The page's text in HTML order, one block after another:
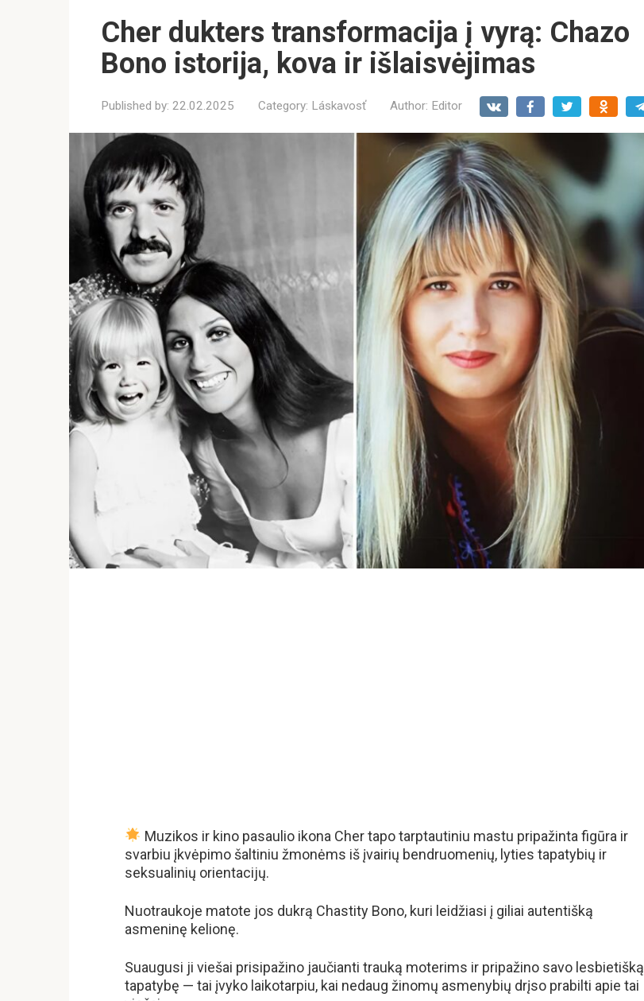
Cher dukters transformacija į vyrą: Chazo
Bono istorija, kova ir išlaisvėjimas
Published by: 22.02.2025 Category: Láskavosť Author: Editor
Muzikos ir kino pasaulio ikona Cher tapo tarptautiniu mastu pripažinta figūra ir
svarbiu įkvėpimo šaltiniu žmonėms iš įvairių bendruomenių, lyties tapatybių ir
seksualinių orientacijų.
Nuotraukoje matote jos dukrą Chastity Bono, kuri leidžiasi į giliai autentišką
asmeninę kelionę.
Suaugusi ji viešai prisipažino jaučianti trauką moterims ir pripažino savo lesbietišką
tapatybę — tai įvyko laikotarpiu, kai nedaug žinomų asmenybių drįso prabilti apie tai